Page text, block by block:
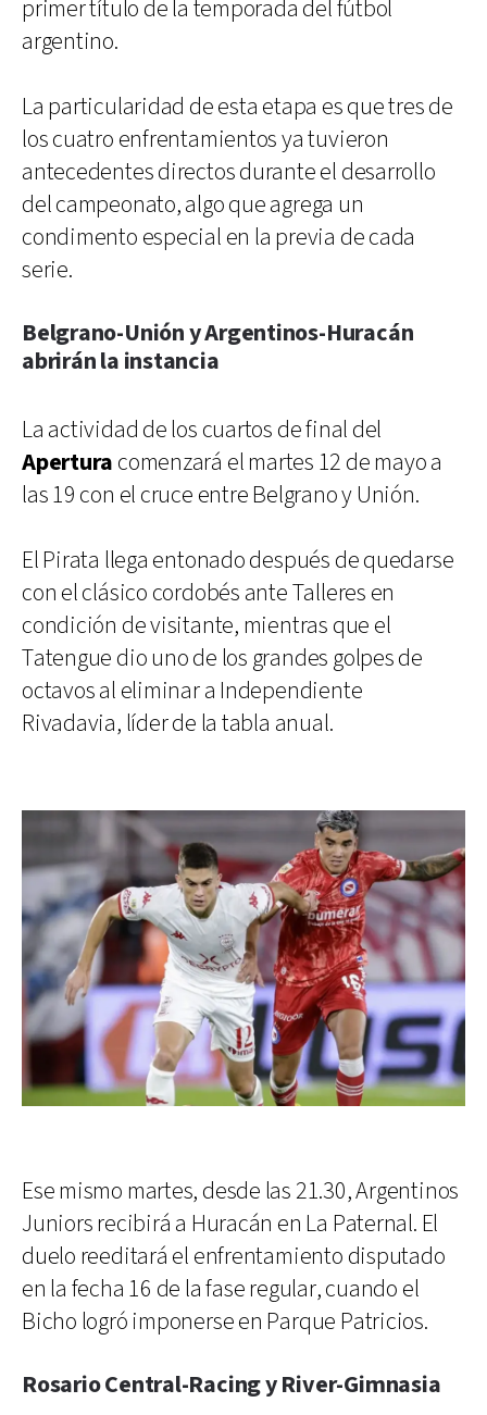
primer título de la temporada del fútbol
argentino.
La particularidad de esta etapa es que tres de
los cuatro enfrentamientos ya tuvieron
antecedentes directos durante el desarrollo
del campeonato, algo que agrega un
condimento especial en la previa de cada
serie.
Belgrano-Unión y Argentinos-Huracán
abrirán la instancia
La actividad de los cuartos de final del
Apertura comenzará el martes 12 de mayo a
las 19 con el cruce entre Belgrano y Unión.
El Pirata llega entonado después de quedarse
con el clásico cordobés ante Talleres en
condición de visitante, mientras que el
Tatengue dio uno de los grandes golpes de
octavos al eliminar a Independiente
Rivadavia, líder de la tabla anual.
Ese mismo martes, desde las 21.30, Argentinos
Juniors recibirá a Huracán en La Paternal. El
duelo reeditará el enfrentamiento disputado
en la fecha 16 de la fase regular, cuando el
Bicho logró imponerse en Parque Patricios.
Rosario Central-Racing y River-Gimnasia